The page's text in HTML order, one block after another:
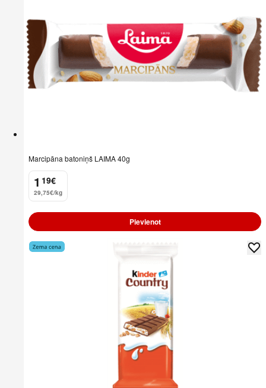
Marcipāna batoniņš LAIMA 40g
1
. 19€
29,75€/kg
Pievienot